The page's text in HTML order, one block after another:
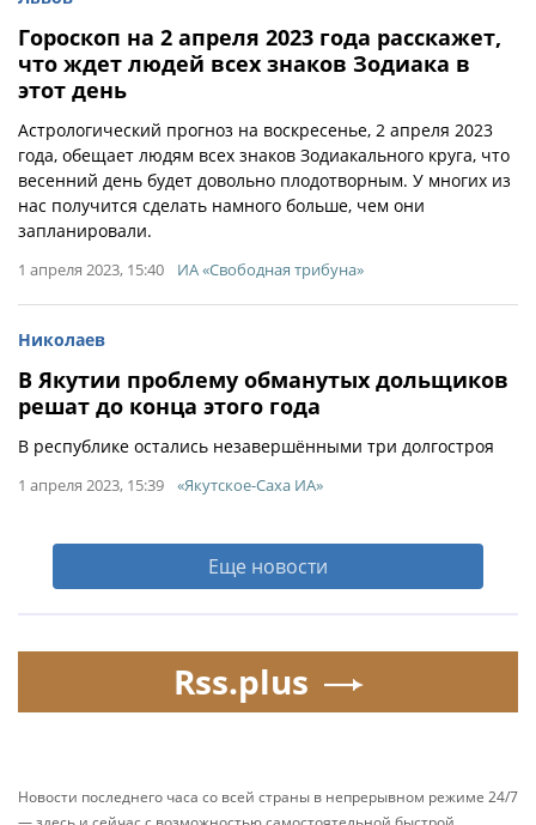
Гороскоп на 2 апреля 2023 года расскажет,
что ждет людей всех знаков Зодиака в
этот день
Астрологический прогноз на воскресенье, 2 апреля 2023
года, обещает людям всех знаков Зодиакального круга, что
весенний день будет довольно плодотворным. У многих из
нас получится сделать намного больше, чем они
запланировали.
1 апреля 2023, 15:40 ИА «Свободная трибуна»
Николаев
В Якутии проблему обманутых дольщиков
решат до конца этого года
В республике остались незавершёнными три долгостроя
1 апреля 2023, 15:39 «Якутское-Саха ИА»
Еще новости
Rss.plus
Новости последнего часа со всей страны в непрерывном режиме 24/7